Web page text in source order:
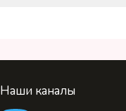
Наши каналы